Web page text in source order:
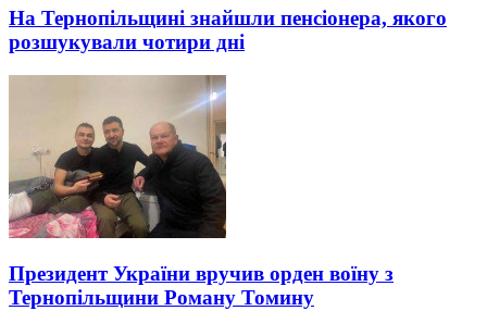
На Тернопільщині знайшли пенсіонера, якого
розшукували чотири дні
Президент України вручив орден воїну з
Тернопільщини Роману Томину